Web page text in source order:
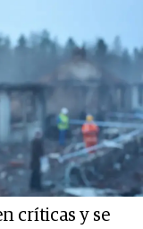
críticas y se